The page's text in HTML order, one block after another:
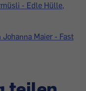
- Edle Hülle,
Maier - Fast